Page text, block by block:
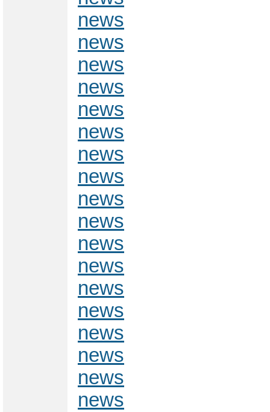
news
news
news
news
news
news
news
news
news
news
news
news
news
news
news
news
news
news